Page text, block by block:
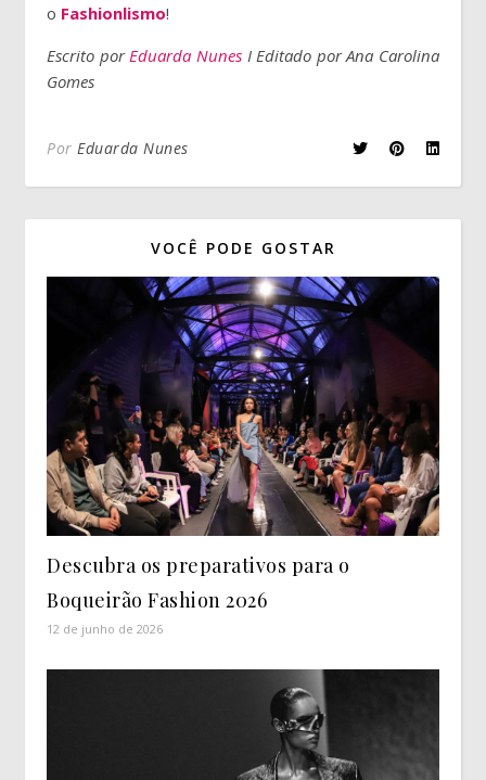
o Fashionlismo!
Escrito porEduarda NunesI Editado por Ana Carolina
Gomes
Por Eduarda Nunes
VOCÊ PODE GOSTAR
Descubra os preparativos para o
Boqueirão Fashion 2026
12 de junho de 2026